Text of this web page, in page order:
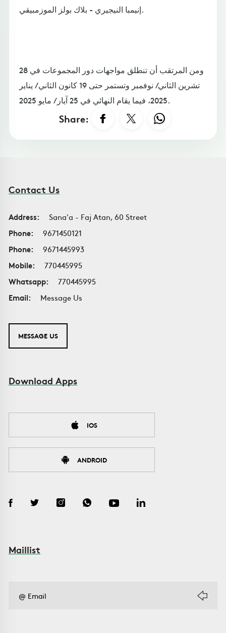
إنيمبا النيجيري - بلاك بولز الموزمبيقي.
ومن المرتقب أن تنطلق مواجهات دور المجموعات في 28
تشرين الثاني/ نوفمبر وتستمر حتى 19 كانون الثاني / يناير
2025، فيما يقام النهائي في 25 آيار / مايو 2025.
Share:
Contact Us
Address:
Sana'a - Faj Atan, 60 Street
Phone:
9671450121
Phone:
9671445993
Mobile:
770445995
Whatsapp:
770445995
Email:
Message Us
MESSAGE US
Download Apps
IOS
ANDROID
Maillist